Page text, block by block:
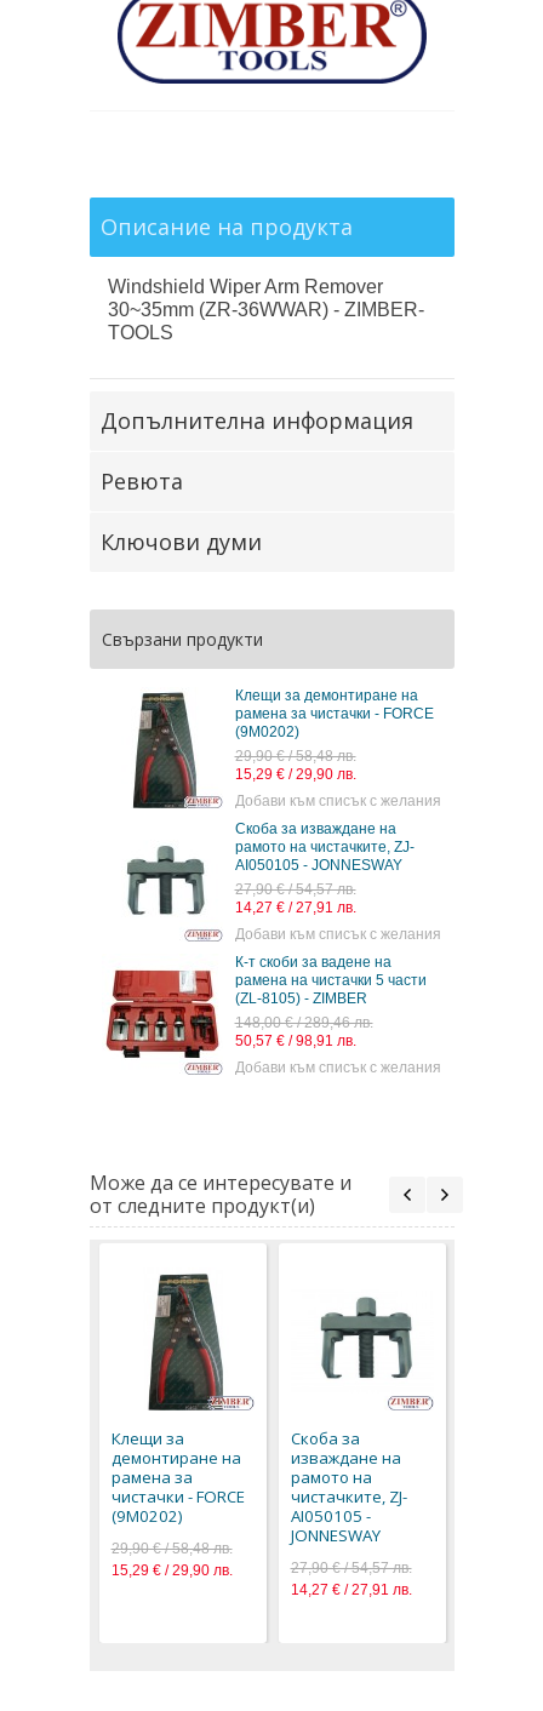
Описание на продукта
Windshield Wiper Arm Remover
30~35mm (ZR-36WWAR) - ZIMBER-
TOOLS
Допълнителна информация
Ревюта
Ключови думи
Свързани продукти
Клещи за демонтиране на
рамена за чистачки - FORCE
(9M0202)
29,90 € / 58,48 лв.
15,29 € / 29,90 лв.
Добави към списък с желания
Скоба за изваждане на
рамото на чистачките, ZJ-
AI050105 - JONNESWAY
27,90 € / 54,57 лв.
14,27 € / 27,91 лв.
Добави към списък с желания
К-т скоби за вадене на
рамена на чистачки 5 части
(ZL-8105) - ZIMBER
148,00 € / 289,46 лв.
50,57 € / 98,91 лв.
Добави към списък с желания
Може да се интересувате и
от следните продукт(и)
Клещи за
демонтиране на
рамена за
чистачки - FORCE
(9M0202)
29,90 € / 58,48 лв.
15,29 € / 29,90 лв.
Скоба за
изваждане на
рамото на
чистачките, ZJ-
AI050105 -
JONNESWAY
27,90 € / 54,57 лв.
14,27 € / 27,91 лв.